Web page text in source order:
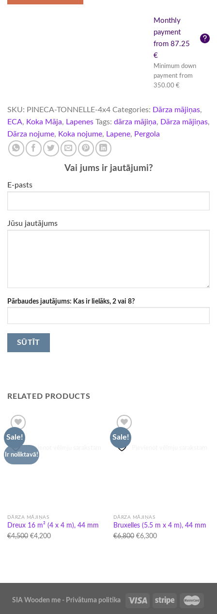
Monthly
payment
from 87.25
€
Minimum down
payment from
350.00 €
SKU: PINECA-TONNELLE-4x4 Categories: Dārza mājiņas,
ECA, Koka Māja, Lapenes Tags: dārza mājiņa, Dārza mājiņas,
Dārza nojume, Koka nojume, Lapene, Pergola
Vai jums ir jautājumi?
E-pasts
Jūsu jautājums
Pārbaudes jautājums: Kas ir lielāks, 2 vai 8?
RELATED PRODUCTS
Sale!
Ir noliktavā!
Pievienot vēlmju sarakstam
DĀRZA MĀJIŅAS
Dreux 16 m² (4 x 4 m), 44 mm
€4,500 Original
€4,200Current
Sale!
DĀRZA MĀJIŅAS
Bruxelles (5.5 m x 4 m), 44 mm
€6,800 Original
€6,300Current
SIA Wooden me - Privātuma politika